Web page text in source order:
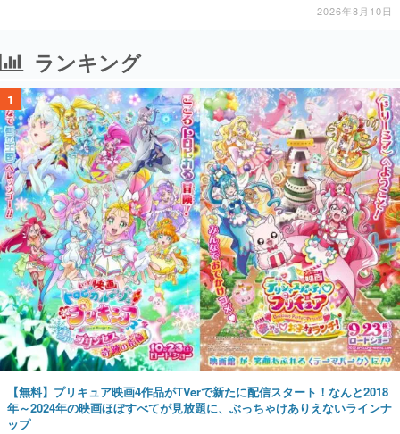
2026年8月10日
ランキング
1
【無料】プリキュア映画4作品がTVerで新たに配信スタート！なんと2018
年～2024年の映画ほぼすべてが見放題に、ぶっちゃけありえないラインナ
ップ